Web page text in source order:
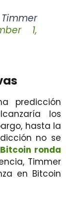
1,
predicción
los
hasta la
no se
ronda
Timmer
en Bitcoin